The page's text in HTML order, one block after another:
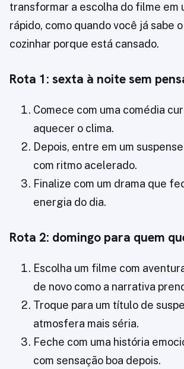
transformar a escolha do filme em
rápido, como quando você já sabe
cozinhar porque está cansado.
Rota 1: sexta à noite sem
Comece com uma comédia
aquecer o clima.
Depois, entre em um
com ritmo acelerado.
Finalize com um drama que
energia do dia.
Rota 2: domingo para quem
Escolha um filme com
de novo como a narrativa
Troque para um título de
atmosfera mais séria.
Feche com uma história
com sensação boa depois.